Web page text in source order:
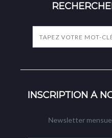
INSCRIPTION À
Newsletter